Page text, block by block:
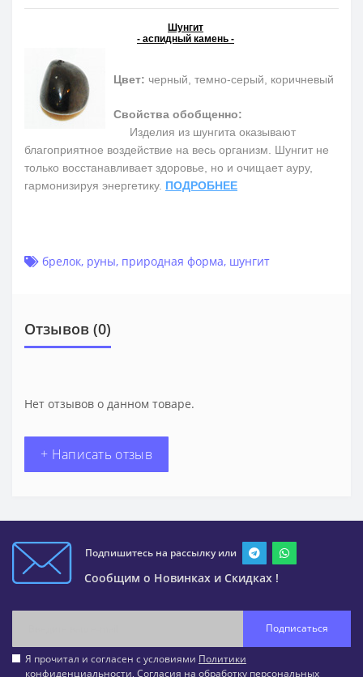
Шунгит
- аспидный камень -
Цвет: черный, темно-серый, коричневый
Свойства обобщенно:
Изделия из шунгита оказывают
благоприятное воздействие на весь организм. Шунгит не
только восстанавливает здоровье, но и очищает ауру,
гармонизируя энергетику. ПОДРОБНЕЕ
брелок, руны, природная форма, шунгит
Отзывов (0)
Нет отзывов о данном товаре.
+ Написать отзыв
Подпишитесь на рассылку или
Сообщим о Новинках и Скидках !
Подписаться
Я прочитал и согласен с условиями Политики
конфиденциальности, Согласия на обработку персональных